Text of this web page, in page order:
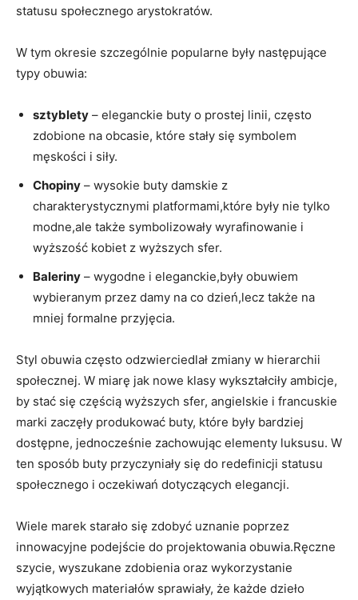
statusu społecznego arystokratów.
W tym okresie szczególnie popularne były następujące
typy obuwia:
sztyblety – eleganckie buty o prostej linii, często
zdobione na obcasie, które stały się symbolem
męskości i siły.
Chopiny – wysokie buty damskie z
charakterystycznymi platformami,które były nie tylko
modne,ale także symbolizowały wyrafinowanie i
wyższość kobiet z wyższych sfer.
Baleriny – wygodne i eleganckie,były obuwiem
wybieranym przez damy na co dzień,lecz także na
mniej formalne przyjęcia.
Styl obuwia często odzwierciedlał zmiany w hierarchii
społecznej. W miarę jak nowe klasy wykształciły ambicje,
by stać się częścią wyższych sfer, angielskie i francuskie
marki zaczęły produkować buty, które były bardziej
dostępne, jednocześnie zachowując elementy luksusu. W
ten sposób buty przyczyniały się do redefinicji statusu
społecznego i oczekiwań dotyczących elegancji.
Wiele marek starało się zdobyć uznanie poprzez
innowacyjne podejście do projektowania obuwia.Ręczne
szycie, wyszukane zdobienia oraz wykorzystanie
wyjątkowych materiałów sprawiały, że każde dzieło